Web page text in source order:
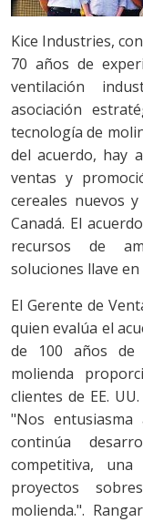
Kice Industries,
70 años de
ventilación
asociación
tecnología de
del acuerdo, hay
ventas y
cereales nuevos
Canadá. El
recursos de
soluciones llave en
El Gerente de
quien evalúa el
de 100 años de
molienda
clientes de EE.
"Nos
continúa
competitiva,
proyectos
molienda.".